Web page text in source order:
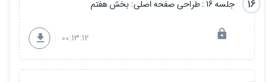
16 جلسه 16 : طراحی صفحه اصلی: بخش هفتم
00:13:12